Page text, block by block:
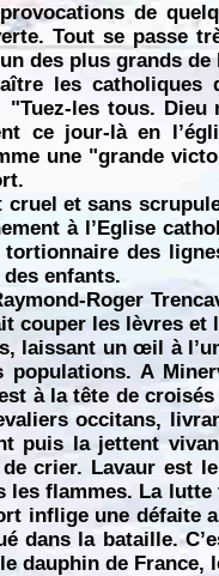
de
Tout se passe
des plus grands
les catholiques
les tous.
ce jour-là en
une "grande
et sans
à l’Eglise
des
enfants.
Roger
couper les lèvres et
laissant un œil à
populations. A
à la tête de
occitans,
puis la jettent
de crier. Lavaur est
les flammes. La
inflige une défaite
dans la bataille.
dauphin de France,